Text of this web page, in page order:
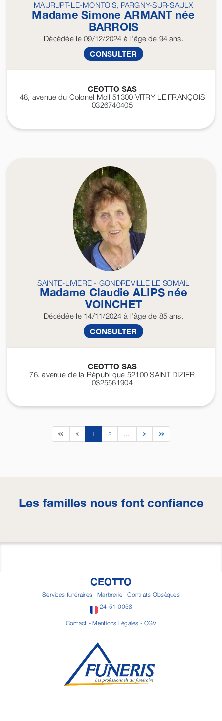
MAURUPT-LE-MONTOIS, PARGNY-SUR-SAULX
Madame SimoneARMANTnée
BARROIS
Décédéele 09/12/2024 à l'âge de 94 ans.
CONSULTER
CEOTTO SAS
48, avenue du Colonel Moll 51300 VITRY LE FRANÇOIS
0326740405
SAINTE-LIVIERE - GONDREVILLE LE SOMAIL
Madame Claudie ALIPS née
VOINCHET
Décédéele 14/11/2024 à l'âge de 85 ans.
CONSULTER
CEOTTO SAS
76, avenue de la République 52100SAINT DIZIER
0325561904
1 2 ...
Les familles nous font confiance
CEOTTO
Services funéraires | Marbrerie | Contrats Obsèques
24-51-0058
Contact -Mentions Légales - CGV